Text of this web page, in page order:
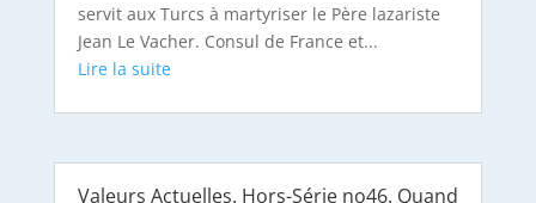
servit aux Turcs à martyriser le Père lazariste
Jean Le Vacher. Consul de France et...
Valeurs Actuelles. Hors-Série no46. Quand